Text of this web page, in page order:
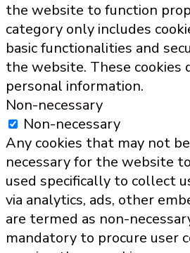
the website to function
category only includes
basic functionalities and
the website. These cookies
personal information.
Non-necessary
Non-necessary
Any cookies that may not
necessary for the website
used specifically to collect
via analytics, ads, other
are termed as non-
mandatory to procure user